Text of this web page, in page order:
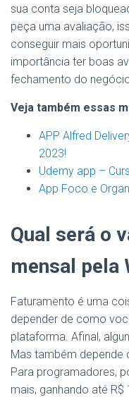
sua conta seja
peça uma avaliação,
conseguir mais
importância ter boas
fechamento do
Veja também essas
APP Alfred
2023!
Udemy app –
App Foco e
Qual será o
mensal pela
Faturamento é uma
depender de como
plataforma. Afinal,
Mas também depende
Para programadores,
mais, ganhando até